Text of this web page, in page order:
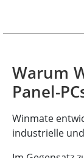
Warum
Panel-
Winmate
industrielle